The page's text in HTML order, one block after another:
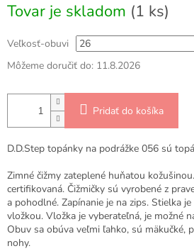
cena:
Tovar je skladom (1 ks)
Veľkosť-obuvi
Môžeme doručiť do: 11.8.2026
Pridať do košíka
D.D.Step topánky na podrážke 056 sú
Zimné čižmy zateplené huňatou
certifikovaná. Čižmičky sú vyrobené z
a pohodlné. Zapínanie je na zips. Stielka
vložkou. Vložka je vyberateľná, je možné
Obuv sa obúva veľmi ľahko, sú mäkučké,
nohy.